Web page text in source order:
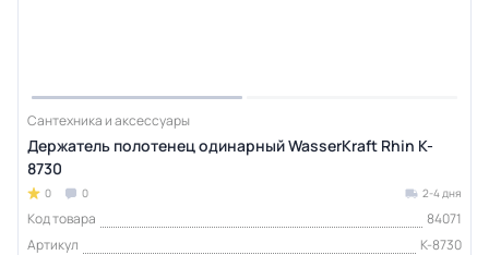
Сантехника и аксессуары
Держатель полотенец одинарный WasserKraft Rhin K-
8730
0 0 2-4 дня
Код товара
84071
Артикул
K-8730